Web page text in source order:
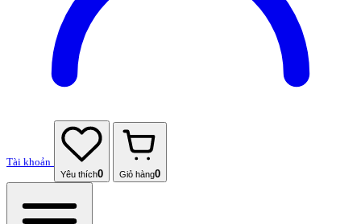
Tài khoản
Yêu thích0 Giỏ hàng0